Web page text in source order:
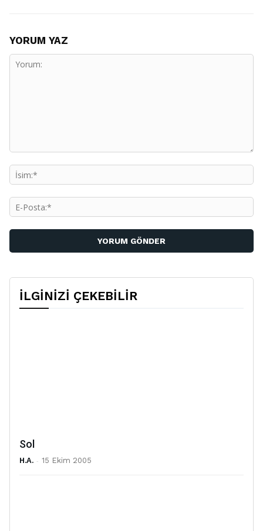
YORUM YAZ
İLGİNİZİ ÇEKEBİLİR
Sol
H.A. - 15 Ekim 2005